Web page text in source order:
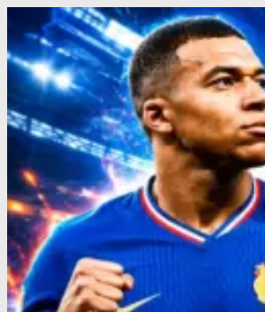
содержимому